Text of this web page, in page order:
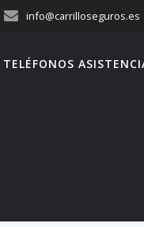
info@carrilloseguros.es
TELÉFONOS